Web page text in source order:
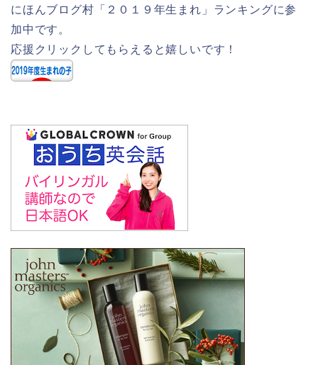
にほんブログ村「２０１９年生まれ」ランキングに参
加中です。
応援クリックしてもらえると嬉しいです！